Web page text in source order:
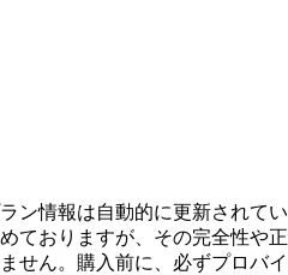
ン情報は自動的に更新されてい
ておりますが、その完全性や正
せん。購入前に、必ずプロバイ